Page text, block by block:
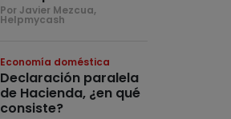
Por Javier Mezcua,
Helpmycash
Economía doméstica
Declaración paralela
de Hacienda, ¿en qué
consiste?